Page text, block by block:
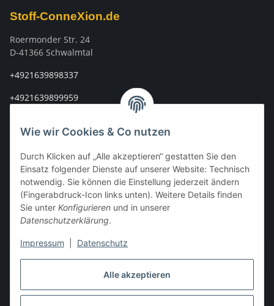
Alle akzeptieren
Wie wir Cookies & Co nutzen
Durch Klicken auf „Alle akzeptieren“ gestatten Sie den
Einsatz folgender Dienste auf unserer Website: Technisch
notwendig. Sie können die Einstellung jederzeit ändern
(Fingerabdruck-Icon links unten). Weitere Details finden
Sie unter Konfigurieren und in unserer
Datenschutzerklärung.
Impressum Datenschutz
Stoff-ConneXion.de
Roermonder Str. 24
D-41366 Schwalmtal
+4921639898337
+4921639899959
Rechtliches
Mein Konto
Vertrag widerrufen